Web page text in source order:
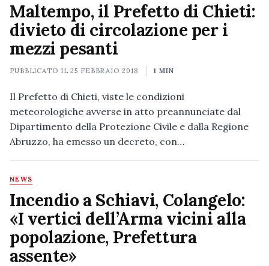
Maltempo, il Prefetto di Chieti:
divieto di circolazione per i
mezzi pesanti
PUBBLICATO IL25 FEBBRAIO 2018 1 MIN
Il Prefetto di Chieti, viste le condizioni
meteorologiche avverse in atto preannunciate dal
Dipartimento della Protezione Civile e dalla Regione
Abruzzo, ha emesso un decreto, con…
NEWS
Incendio a Schiavi, Colangelo:
«I vertici dell’Arma vicini alla
popolazione, Prefettura
assente»